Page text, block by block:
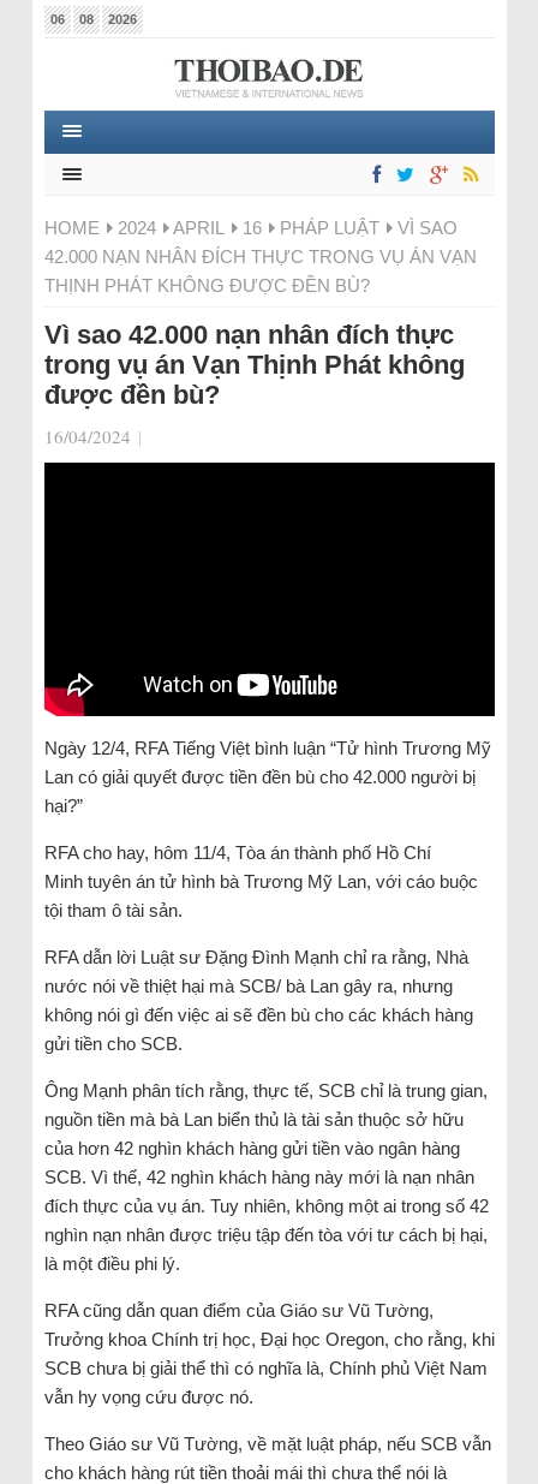
06 08 2026
HOME 2024 APRIL 16 PHÁP LUẬT
VÌ SAO
42.000 NẠN NHÂN ĐÍCH THỰC TRONG VỤ ÁN VẠN
THỊNH PHÁT KHÔNG ĐƯỢC ĐỀN BÙ?
Vì sao 42.000 nạn nhân đích thực
trong vụ án Vạn Thịnh Phát không
được đền bù?
16/04/2024 |
Ngày 12/4, RFA Tiếng Việt bình luận “Tử hình Trương Mỹ
Lan có giải quyết được tiền đền bù cho 42.000 người bị
hại?”
RFA cho hay, hôm 11/4, Tòa án thành phố Hồ Chí
Minh tuyên án tử hình bà Trương Mỹ Lan, với cáo buộc
tội tham ô tài sản.
RFA dẫn lời Luật sư Đặng Đình Mạnh chỉ ra rằng, Nhà
nước nói về thiệt hại mà SCB/ bà Lan gây ra, nhưng
không nói gì đến việc ai sẽ đền bù cho các khách hàng
gửi tiền cho SCB.
Ông Mạnh phân tích rằng, thực tế, SCB chỉ là trung gian,
nguồn tiền mà bà Lan biển thủ là tài sản thuộc sở hữu
của hơn 42 nghìn khách hàng gửi tiền vào ngân hàng
SCB. Vì thế, 42 nghìn khách hàng này mới là nạn nhân
đích thực của vụ án. Tuy nhiên, không một ai trong số 42
nghìn nạn nhân được triệu tập đến tòa với tư cách bị hại,
là một điều phi lý.
RFA cũng dẫn quan điểm của Giáo sư Vũ Tường,
Trưởng khoa Chính trị học, Đại học Oregon, cho rằng, khi
SCB chưa bị giải thể thì có nghĩa là, Chính phủ Việt Nam
vẫn hy vọng cứu được nó.
Theo Giáo sư Vũ Tường, về mặt luật pháp, nếu SCB vẫn
cho khách hàng rút tiền thoải mái thì chưa thể nói là